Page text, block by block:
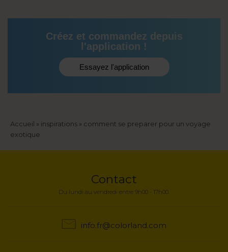
Créez et commandez depuis
l'application !
Essayez l'application
Fil
d'Ariane
Accueil inspirations
comment se preparer pour un voyage
exotique
Contact
Du lundi au vendredi entre 9h00 - 17h00.
info.fr@colorland.com